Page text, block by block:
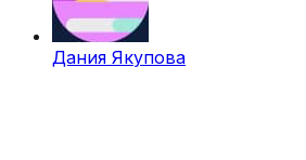
Дания Якупова